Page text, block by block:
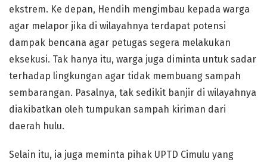
ekstrem. Ke depan, Hendih mengimbau kepada warga
agar melapor jika di wilayahnya terdapat potensi
dampak bencana agar petugas segera melakukan
eksekusi. Tak hanya itu, warga juga diminta untuk sadar
terhadap lingkungan agar tidak membuang sampah
sembarangan. Pasalnya, tak sedikit banjir di wilayahnya
diakibatkan oleh tumpukan sampah kiriman dari
daerah hulu.
Selain itu, ia juga meminta pihak UPTD Cimulu yang